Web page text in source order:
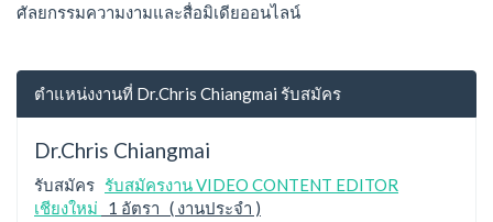
ศัลยกรรมความงามและสื่อมิเดียออนไลน์
ตำแหน่งงานที่ Dr.Chris Chiangmai รับสมัคร
Dr.Chris Chiangmai
รับสมัคร รับสมัครงาน VIDEO CONTENT EDITOR
เชียงใหม่
1 อัตรา ( งานประจำ )